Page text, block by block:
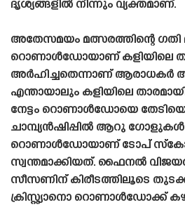
ദൃശ്യങ്ങളിൽ നിന്നും വ്യക്തമാണ്.
അതേസമയം മത്സരത്തിന്റെ ഗതി
റൊണാൾഡോയാണ് കളിയിലെ
അർഹിച്ചതെന്നാണ് ആരാധകർ
എന്തായാലും കളിയിലെ
നേട്ടം റൊണാൾഡോയെ
ചാമ്പ്യൻഷിപ്പിൽ ആറു ഗോളുകൾ
റൊണാൾഡോയാണ് ടോപ്
സ്വന്തമാക്കിയത്. ഫൈനൽ
സീസണിന് കിരീടത്തിലൂടെ
ക്രിസ്റ്റ്യാനൊ റൊണാൾഡോക്ക്